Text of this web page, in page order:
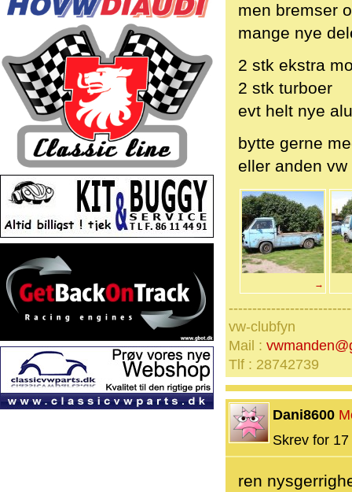
men bremser
mange nye
2 stk ekstra
2 stk turboer
evt helt nye
bytte gerne
eller anden vw
→
vw-clubfyn
Mail :
Tlf : 28742739
Dani8600
Skrev for
ren